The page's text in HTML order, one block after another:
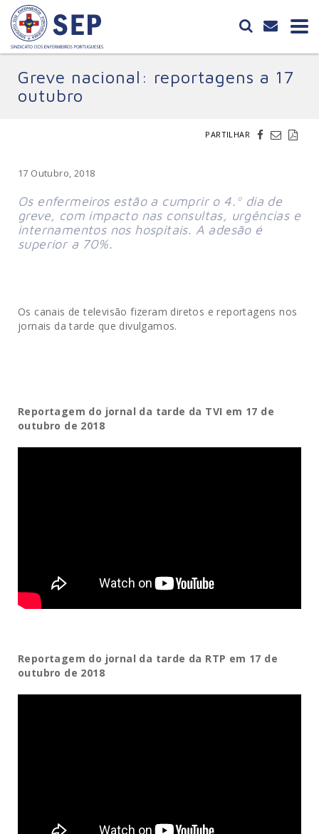
Greve nacional: reportagens a 17
outubro
PARTILHAR
17 Outubro, 2018
Os enfermeiros estão a cumprir o 4.º dia de
greve, com impacto nas consultas, urgências e
internamentos nos hospitais. A adesão é
superior a 70%.
Os canais de televisão fizeram diretos e reportagens nos
jornais da tarde que divulgamos.
Reportagem do jornal da tarde da TVI em 17 de
outubro de 2018
Reportagem do jornal da tarde da RTP em 17 de
outubro de 2018